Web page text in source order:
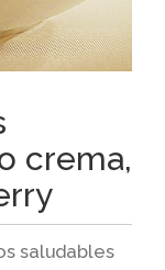
crema,
saludables